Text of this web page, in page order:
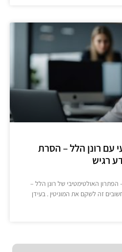
עם רונן הלל – הסרת
רגיש
הפתרון האולטימטיבי של רונן הלל –
זה לשקם את המוניטין . בעידן